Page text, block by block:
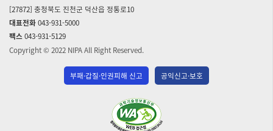
[27872] 충청북도 진천군 덕산읍 정통로10
대표전화043-931-5000
팩스043-931-5129
Copyright © 2022 NIPA All Right Reserved.
부패·갑질·인권피해 신고 공익신고·보호
(사)
한